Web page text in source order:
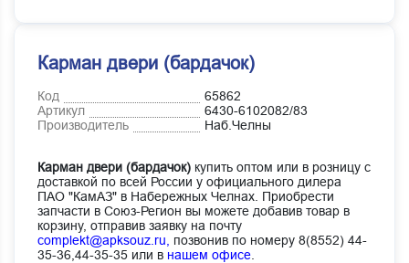
Карман двери (бардачок)
Код
65862
Артикул
6430-6102082/83
Производитель
Наб.Челны
Карман двери (бардачок) купить оптом или в розницу с
доставкой по всей России у официального дилера
ПАО "КамАЗ" в Набережных Челнах. Приобрести
запчасти в Союз-Регион вы можете добавив товар в
корзину, отправив заявку на почту
complekt@apksouz.ru,
позвонив по номеру 8(8552) 44-
35-36,44-35-35 или в нашем офисе